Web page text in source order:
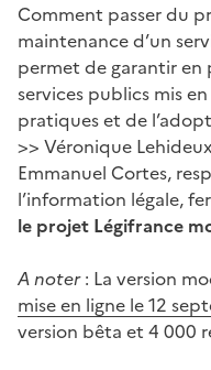
Comment passer du
maintenance d’un
permet de garantir en
services publics mis
pratiques et de
>> Véronique
Emmanuel Cortes,
l’information légale,
le projet Légifrance
A noter: La version
mise en ligne le 12
version bêta et 4 000